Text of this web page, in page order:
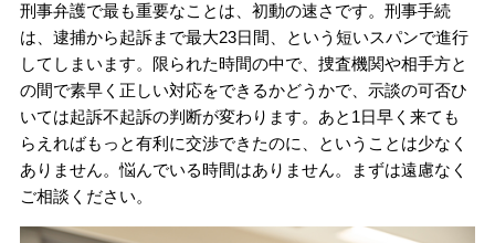
刑事弁護で最も重要なことは、初動の速さです。刑事手続
は、逮捕から起訴まで最大23日間、という短いスパンで進行
してしまいます。限られた時間の中で、捜査機関や相手方と
の間で素早く正しい対応をできるかどうかで、示談の可否ひ
いては起訴不起訴の判断が変わります。あと1日早く来ても
らえればもっと有利に交渉できたのに、ということは少なく
ありません。悩んでいる時間はありません。まずは遠慮なく
ご相談ください。